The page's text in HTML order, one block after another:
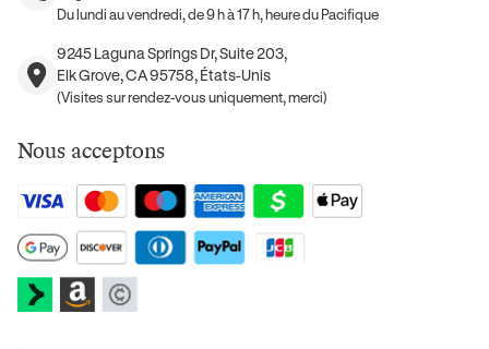
Du lundi au vendredi, de 9 h à 17 h, heure du Pacifique
9245 Laguna Springs Dr, Suite 203,
Elk Grove, CA 95758, États-Unis
(Visites sur rendez-vous uniquement, merci)
Nous acceptons